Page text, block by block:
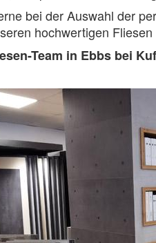
bei der Auswahl der
hochwertigen
Team in Ebbs bei